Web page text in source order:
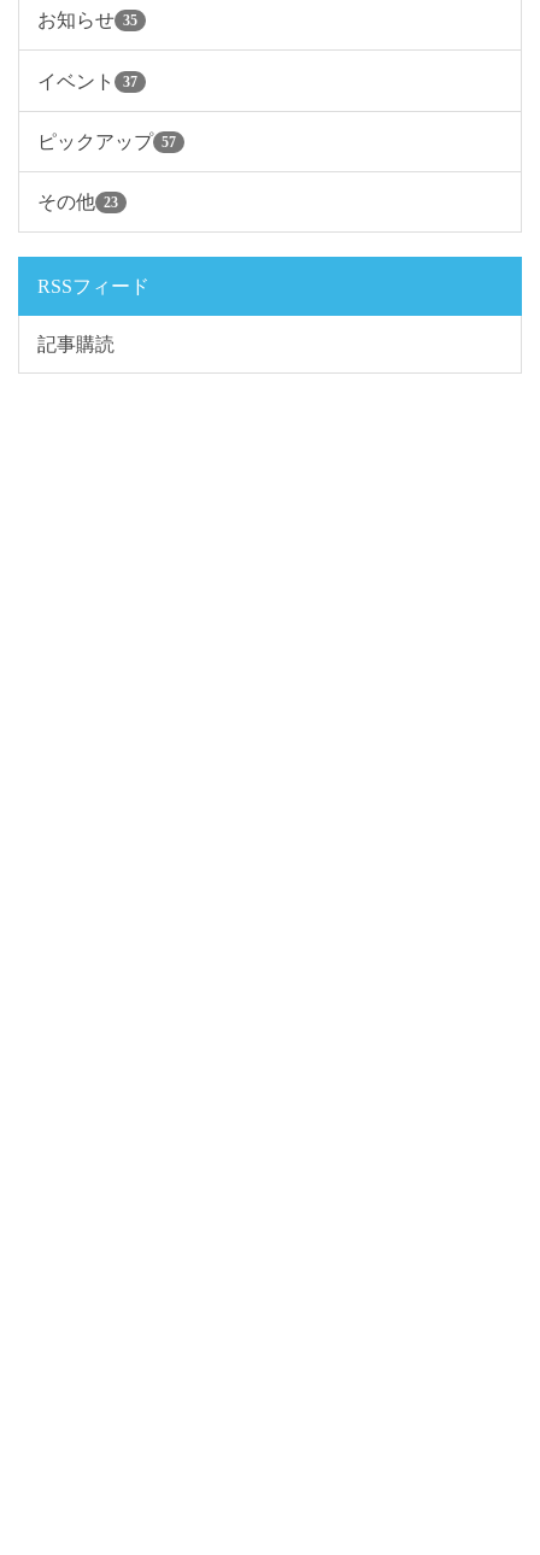
お知らせ 35
イベント 37
ピックアップ 57
その他 23
RSSフィード
記事購読